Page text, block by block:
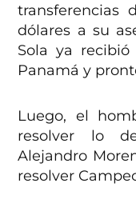
transferencias
dólares a su
Sola ya
Panamá y
Luego, el
resolver lo
Alejandro
resolver